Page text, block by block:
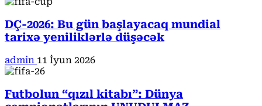
DÇ-2026: Bu gün başlayacaq mundial
tarixə yeniliklərlə düşəcək
admin 11 İyun 2026
Futbolun “qızıl kitabı”: Dünya